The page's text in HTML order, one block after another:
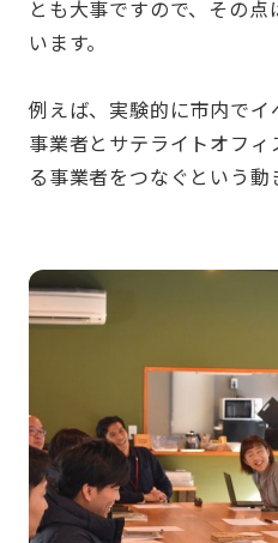
とも大事ですので、その
います。
例えば、実験的に市内で
事業者とサテライトオフ
る事業者をつなぐという動